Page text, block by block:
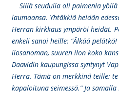
Sillä seudulla oli paimenia
laumaansa. Yhtäkkiä heidän
Herran kirkkaus ympäröi heidät.
enkeli sanoi heille: ”Älkää
ilosanoman, suuren ilon koko
Daavidin kaupungissa syntynyt
Herra. Tämä on merkkinä teille:
kapaloituna seimessä.” Ja